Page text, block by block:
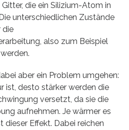
die ein Silizium-Atom in
unterschiedlichen Zustände
die
also zum Beispiel
aber ein Problem umgehen:
ist, desto stärker werden die
versetzt, da sie die
aufnehmen. Je wärmer es
dieser Effekt. Dabei reichen